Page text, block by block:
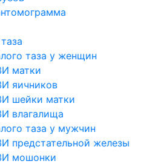
таза у женщин
матки
яичников
шейки матки
влагалища
таза у мужчин
предстательной железы
мошонки